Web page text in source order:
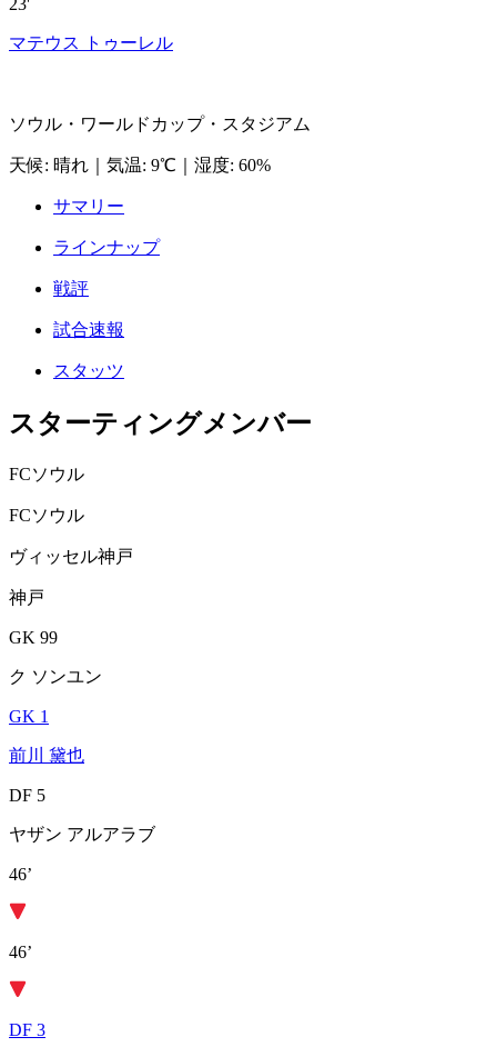
マテウス トゥーレル
ソウル・ワールドカップ・スタジアム
天候: 晴れ 気温: 9℃ 湿度: 60%
サマリー
ラインナップ
戦評
試合速報
スタッツ
スターティングメンバー
FCソウル
FCソウル
ヴィッセル神戸
神戸
GK 99
ク ソンユン
GK 1
前川 黛也
DF 5
ヤザン アルアラブ
46’
46’
DF 3